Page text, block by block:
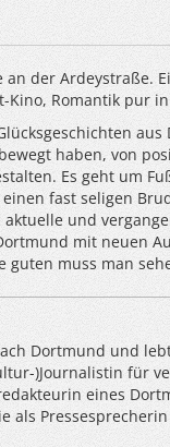
der Ardeystraße.
Romantik pur
aus
haben, von
Es geht um
fast seligen
und
mit neuen
guten muss man
Dortmund und
)Journalistin für
eines
als